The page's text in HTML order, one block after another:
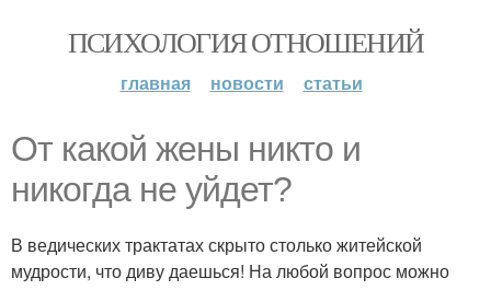
ПСИХОЛОГИЯ ОТНОШЕНИЙ
главная новости статьи
От какой жены никто и
никогда не уйдет?
В ведических трактатах скрыто столько житейской
мудрости, что диву даешься! На любой вопрос можно